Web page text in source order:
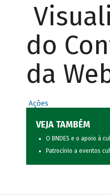
do
da
Ações
VEJA TAMBÉM
O BNDES e o apoio à
Patrocínio a eventos